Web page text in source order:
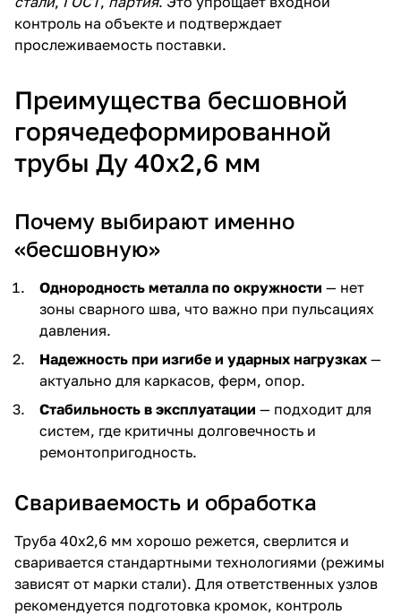
контроль на объекте и подтверждает
прослеживаемость поставки.
Преимущества бесшовной
горячедеформированной
трубы Ду 40х2,6 мм
Почему выбирают именно
«бесшовную»
Однородность металла по окружности — нет
зоны сварного шва, что важно при пульсациях
давления.
Надежность при изгибе и ударных нагрузках —
актуально для каркасов, ферм, опор.
Стабильность в эксплуатации — подходит для
систем, где критичны долговечность и
ремонтопригодность.
Свариваемость и обработка
Труба 40х2,6 мм хорошо режется, сверлится и
сваривается стандартными технологиями (режимы
зависят от марки стали). Для ответственных узлов
рекомендуется подготовка кромок, контроль